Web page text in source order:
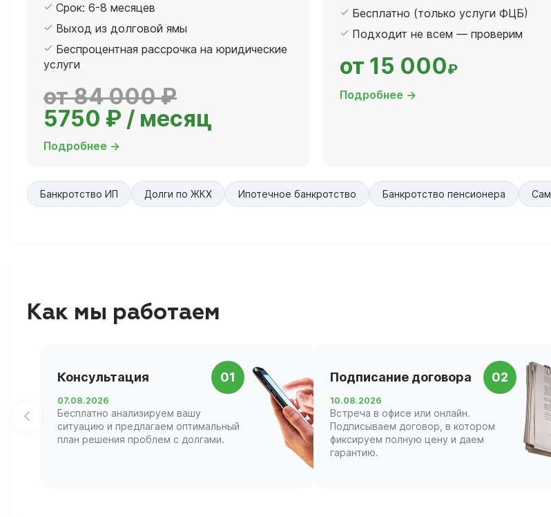
Срок: 6-8 месяцев
Выход из долговой ямы
Беспроцентная рассрочка на юридические
услуги
от 84 000 ₽
5750 ₽ / месяц
Подробнее →
Бесплатно (только услуги ФЦБ)
Подходит не всем — проверим
от 15 000₽
Подробнее →
Банкротство ИП Долги по ЖКХ Ипотечное банкротство Банкротство пенсионера
Как мы работаем
Консультация 01
07.08.2026
Бесплатно анализируем вашу
ситуацию и предлагаем оптимальный
план решения проблем с долгами.
Подписание договора 02
10.08.2026
Встреча в офисе или онлайн.
Подписываем договор, в котором
фиксируем полную цену и даем
гарантию.